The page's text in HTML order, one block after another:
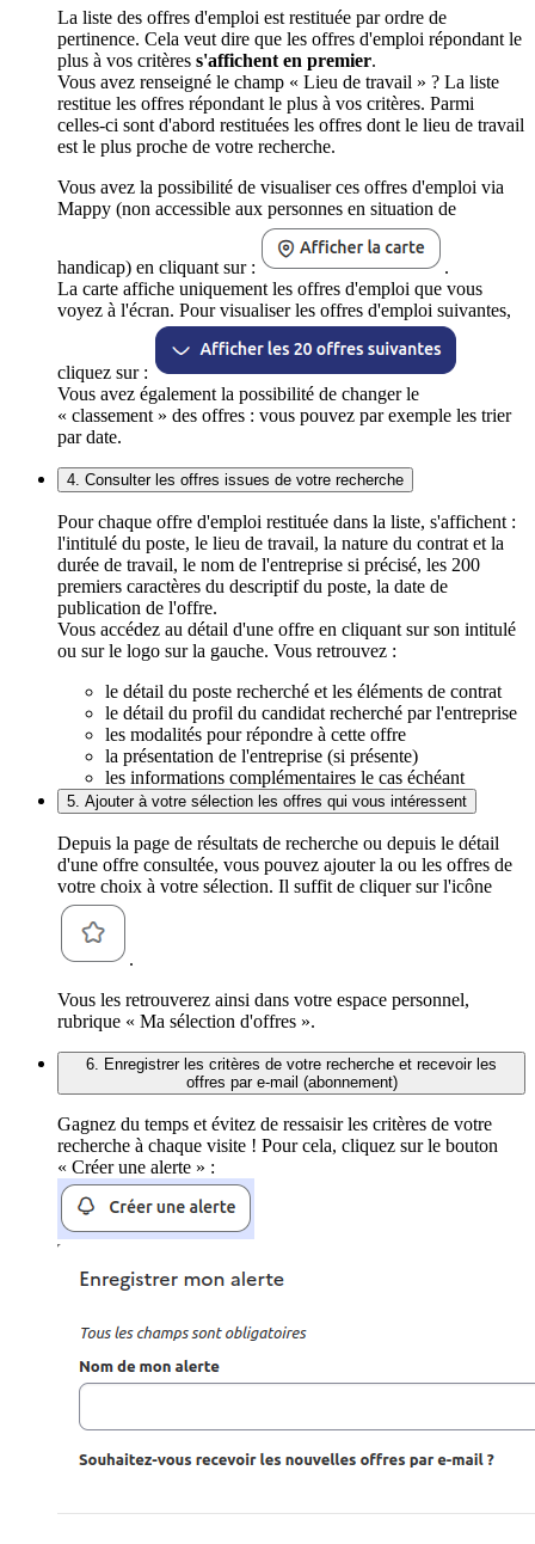
La liste des offres d'emploi est restituée par ordre de
pertinence. Cela veut dire que les offres d'emploi répondant le
plus à vos critères s'affichent en premier.
Vous avez renseigné le champ « Lieu de travail » ? La liste
restitue les offres répondant le plus à vos critères. Parmi
celles-ci sont d'abord restituées les offres dont le lieu de travail
est le plus proche de votre recherche.
Vous avez la possibilité de visualiser ces offres d'emploi via
Mappy (non accessible aux personnes en situation de
handicap) en cliquant sur :
.
La carte affiche uniquement les offres d'emploi que vous
voyez à l'écran. Pour visualiser les offres d'emploi suivantes,
cliquez sur :
Vous avez également la possibilité de changer le
« classement » des offres : vous pouvez par exemple les trier
par date.
4. Consulter les offres issues de votre recherche
Pour chaque offre d'emploi restituée dans la liste, s'affichent :
l'intitulé du poste, le lieu de travail, la nature du contrat et la
durée de travail, le nom de l'entreprise si précisé, les 200
premiers caractères du descriptif du poste, la date de
publication de l'offre.
Vous accédez au détail d'une offre en cliquant sur son intitulé
ou sur le logo sur la gauche. Vous retrouvez :
le détail du poste recherché et les éléments de contrat
le détail du profil du candidat recherché par l'entreprise
les modalités pour répondre à cette offre
la présentation de l'entreprise (si présente)
les informations complémentaires le cas échéant
5. Ajouter à votre sélection les offres qui vous intéressent
Depuis la page de résultats de recherche ou depuis le détail
d'une offre consultée, vous pouvez ajouter la ou les offres de
votre choix à votre sélection. Il suffit de cliquer sur l'icône
.
Vous les retrouverez ainsi dans votre espace personnel,
rubrique « Ma sélection d'offres ».
6. Enregistrer les critères de votre recherche et recevoir les
offres par e-mail (abonnement)
Gagnez du temps et évitez de ressaisir les critères de votre
recherche à chaque visite ! Pour cela, cliquez sur le bouton
« Créer une alerte » :